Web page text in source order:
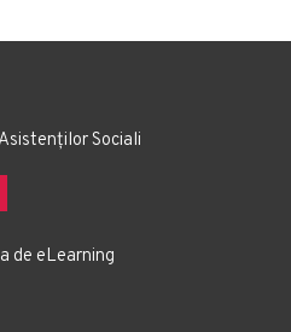
Sociali
de eLearning